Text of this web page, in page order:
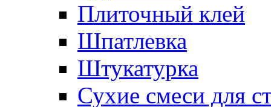
Плиточный клей
Шпатлевка
Штукатурка
Сухие смеси для